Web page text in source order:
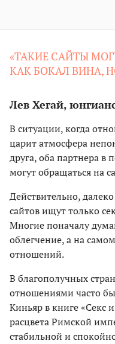
«ТАКИЕ САЙТЫ
КАК БОКАЛ ВИНА,
Лев Хегай,
В ситуации, когда
царит атмосфера
друга, оба партнера в
могут обращаться на
Действительно,
сайтов ищут только
Многие поначалу
облегчение, а на
отношений.
В благополучных
отношениями часто
Киньяр в книге «Секс
расцвета Римской
стабильной и